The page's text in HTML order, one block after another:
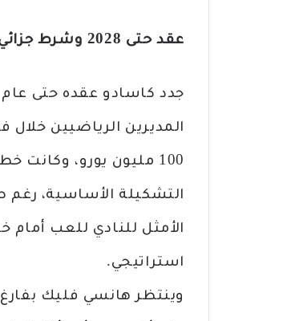
عقد حتى 2028 وشرط جزائي بقيمة 100 مليون
المديرين الرياضيين
100 مليون يورو،
التشكيلة الأساسية، رغم
الأمثل للنادي للعب أمام
استراتيجي.
وينتظر هانسي فليك بفارغ